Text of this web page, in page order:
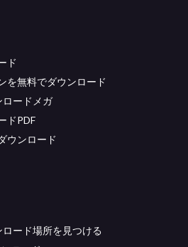
ド
を無料でダウンロード
ロードメガ
ドPDF
ウンロード
ード場所を見つける